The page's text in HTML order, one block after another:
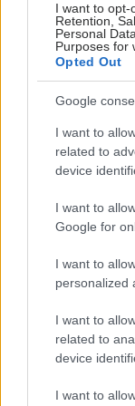
I want to opt-
Retention,
Personal
Purposes for
Opted Out
Google
I want to
related to
device
I want to
Google for
I want to
personalized
I want to
related to
device
I want to